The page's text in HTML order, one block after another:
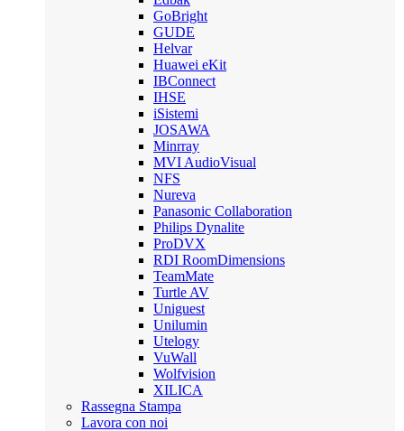
GoBright
GUDE
Helvar
Huawei eKit
IBConnect
IHSE
iSistemi
JOSAWA
Minrray
MVI AudioVisual
NFS
Nureva
Panasonic Collaboration
Philips Dynalite
ProDVX
RDI RoomDimensions
TeamMate
Turtle AV
Uniguest
Unilumin
Utelogy
VuWall
Wolfvision
XILICA
Rassegna Stampa
Lavora con noi